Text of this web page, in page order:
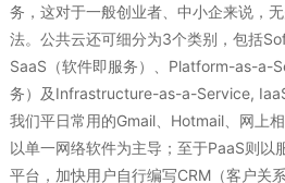
务，这对于一般创业者、中小企来说，
法。公共云还可细分为3个类别，包括
SaaS（软件即服务）、Platform-as-a-
务）及Infrastructure-as-a-Service,
我们平日常用的Gmail、Hotmail、网上
以单一网络软件为主导；至于PaaS则以
平台，加快用户自行编写CRM（客户关